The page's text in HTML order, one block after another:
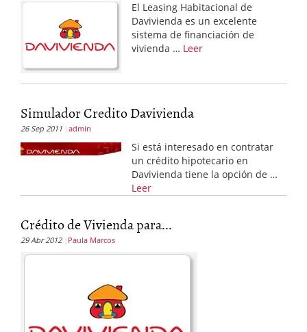
El Leasing Habitacional de
Davivienda es un excelente
sistema de financiación de
vivienda … Leer
Simulador Credito Davivienda
26 Sep 2011 admin
Si está interesado en contratar
un crédito hipotecario en
Davivienda tiene la opción de …
Leer
Crédito de Vivienda para...
29 Abr 2012 Paula Marcos